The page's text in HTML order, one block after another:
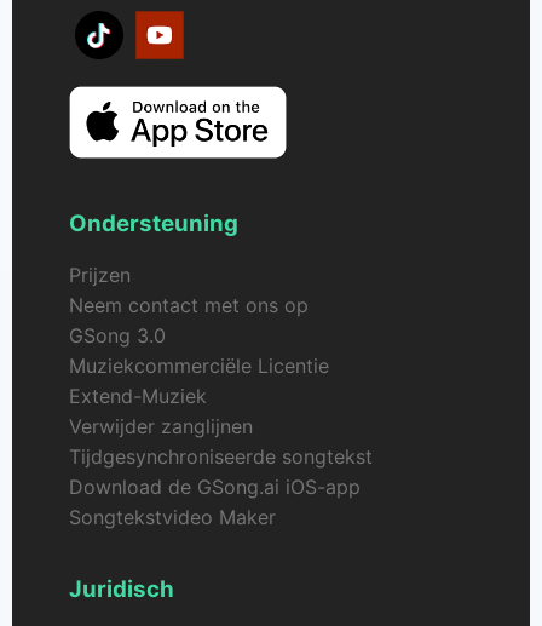
selectors in Custom Mode geven je gedetailleerde
controle over genre, stemming, stemtype,
te creëren dat je voor elk scenario nodig hebt.
Ondersteuning
Prijzen
Neem contact met ons op
GSong 3.0
Muziekcommerciële Licentie
Extend-Muziek
Verwijder zanglijnen
Tijdgesynchroniseerde songtekst
Download de GSong.ai iOS-app
Songtekstvideo Maker
Juridisch